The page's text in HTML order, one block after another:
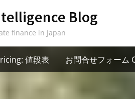
Blog
finance in Japan
値段表 お問合せフォーム